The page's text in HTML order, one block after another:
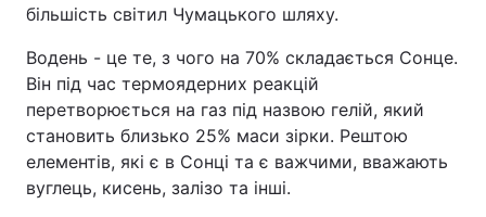
Інтерв'ю Думки
Архів Вакансії
Контакти
Послуги
більшість світил Чумацького шляху.
Водень - це те, з чого на 70% складається Сонце.
Він під час термоядерних реакцій
перетворюється на газ під назвою гелій, який
становить близько 25% маси зірки. Рештою
елементів, які є в Сонці та є важчими, вважають
вуглець, кисень, залізо та інші.